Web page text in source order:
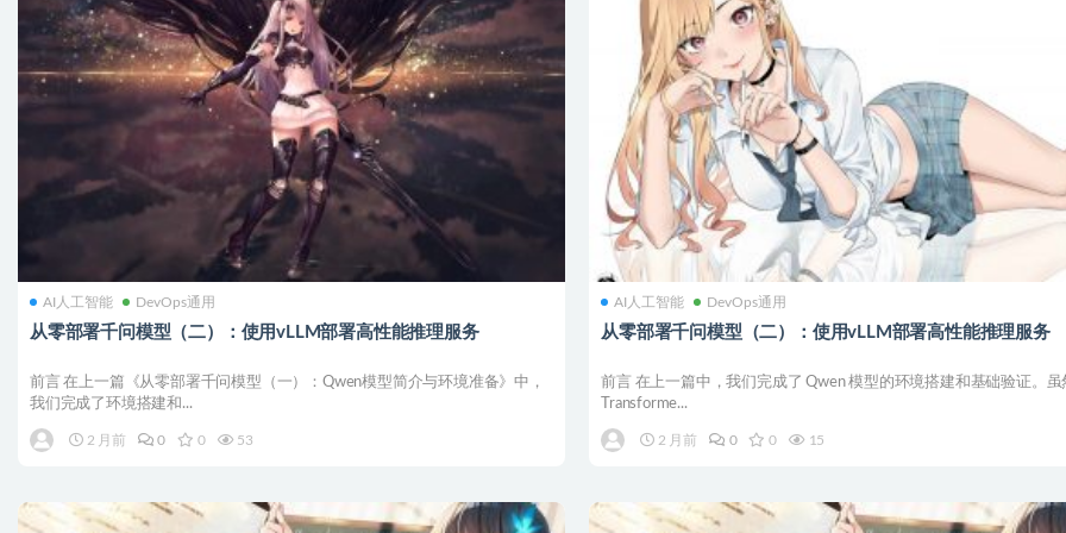
AI人工智能 DevOps通用
从零部署千问模型（二）：使用vLLM部署高性能推理服务
前言 在上一篇《从零部署千问模型（一）：Qwen模型简介与环境准备》中，
我们完成了环境搭建和...
2 月前 0 0 53
AI人工智能 DevOps通用
从零部署千问模型（二）：使用vLLM部署高性能推理服务
前言 在上一篇中，我们完成了 Qwen 模型的环境搭建和基础验证。虽
Transforme...
2 月前 0 0 15